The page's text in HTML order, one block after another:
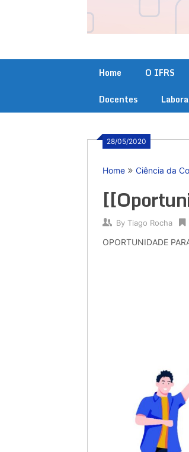
Home O IFRS
Docentes
28/05/2020
Home Ciência da
By Tiago Rocha
OPORTUNIDADE